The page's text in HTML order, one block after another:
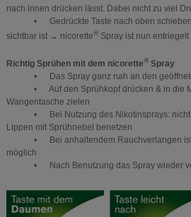
nach innen drücken lässt. Dabei nicht zu viel
• Gedrückte Taste nach oben schieben,
sichtbar ist → nicorette®Spray ist nun entriegelt
Richtig Sprühen mit dem nicorette®Spray
• Das Spray ganz nah an den
• Auf den Sprühkopf drücken & in die
Wangentasche zielen
• Bei Nutzung des Nikotinsprays: nicht
Lippen mit Sprühnebel benetzen
• Bei anhaltendem Rauchverlangen ist
möglich
• Nach Benutzung das Spray wieder